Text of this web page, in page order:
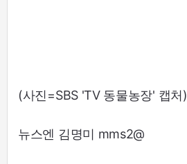
(사진=SBS 'TV 동물농장' 캡처)
뉴스엔 김명미 mms2@